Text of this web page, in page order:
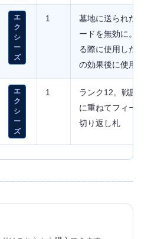
エ
ク
シ
ー
ズ
1
墓地に送られた際
ードを無効に。「
る際に使用したり
の効果後に使用可
エ
ク
シ
ー
ズ
1
ランク12。戦闘後
に重ねてフィール
切り返し札